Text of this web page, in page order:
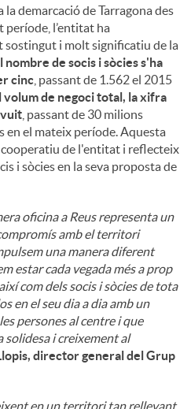
la demarcació de Tarragona des
període, l’entitat ha
i molt significatiu de la
nombre de socis i sòcies s'ha
cinc , passant de 1.562 el 2015
volum de negoci total, la xifra
, passant de 30 milions
en el mateix període. Aquesta
de l'entitat i reflecteix
i sòcies en la seva proposta de
oficina a Reus representa un
amb el territori
una manera diferent
estar cada vegada més a prop
com dels socis i sòcies de tota
en el seu dia a dia amb un
persones al centre i que
i creixement al
director general del Grup
en un territori tan rellevant